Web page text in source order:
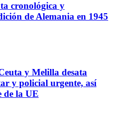
cronológica y
de Alemania en 1945
y Melilla desata
y policial urgente, así
de la UE